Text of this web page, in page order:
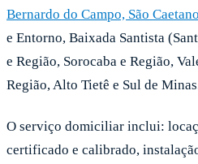
Bernardo do Campo, São
e Entorno, Baixada Santista
e Região, Sorocaba e Região,
Região, Alto Tietê e Sul de
O serviço domiciliar inclui:
certificado e calibrado,